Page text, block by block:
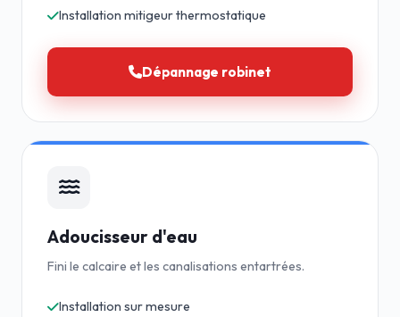
Installation mitigeur thermostatique
Dépannage robinet
Adoucisseur d'eau
Fini le calcaire et les canalisations entartrées.
Installation sur mesure